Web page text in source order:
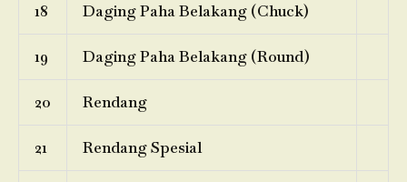
18 Daging Paha Belakang (Chuck)
19 Daging Paha Belakang (Round)
20 Rendang
21 Rendang Spesial